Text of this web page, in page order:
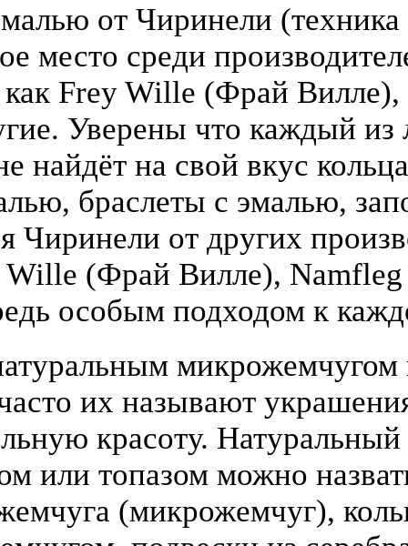
от Чиринели (техника
место среди
Frey Wille (Фрай
Уверены что каждый
найдёт на свой вкус
браслеты с эмалью,
Чиринели от других
Wille (Фрай Вилле),
особым подходом к
микрожемчугом
их называют
красоту.
или топазом можно
(микрожемчуг),